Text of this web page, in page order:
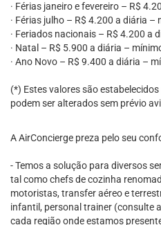
· Férias janeiro e fevereiro – R$
· Férias julho – R$ 4.200 a diária –
· Feriados nacionais – R$ 4.200 a
· Natal – R$ 5.900 a diária –
· Ano Novo – R$ 9.400 a diária –
(*) Estes valores são
podem ser alterados sem prévio
A AirConcierge preza pelo seu
- Temos a solução para diversos
tal como chefs de cozinha
motoristas, transfer aéreo e
infantil, personal trainer (consulte
cada região onde estamos